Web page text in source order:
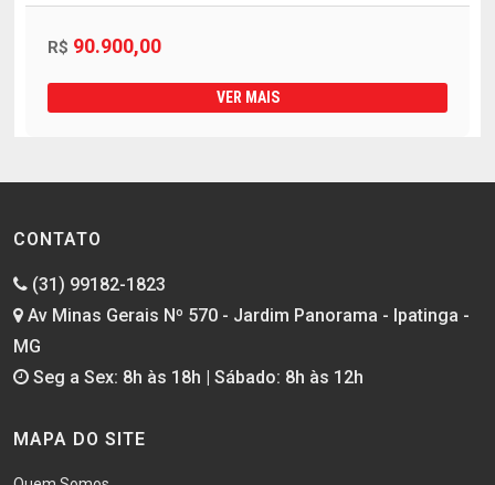
R$ 90.900,00
VER MAIS
CONTATO
(31) 99182-1823
Av Minas Gerais Nº 570 - Jardim Panorama - Ipatinga -
MG
Seg a Sex: 8h às 18h | Sábado: 8h às 12h
MAPA DO SITE